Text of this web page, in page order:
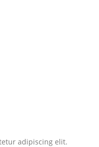
adipiscing elit.